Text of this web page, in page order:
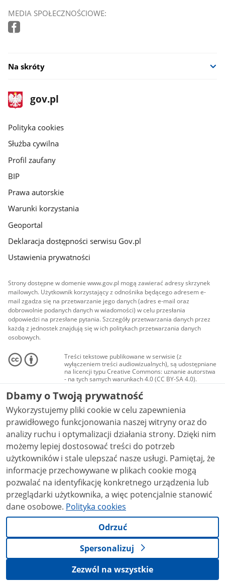
MEDIA SPOŁECZNOŚCIOWE:
Na skróty
stopka
gov.pl
Strona
gov.pl
gov.pl
Polityka cookies
Służba cywilna
Profil zaufany
BIP
Prawa autorskie
Warunki korzystania
Geoportal
Deklaracja dostępności serwisu Gov.pl
Ustawienia prywatności
Strony dostępne w domenie www.gov.pl mogą zawierać adresy skrzynek
mailowych. Użytkownik korzystający z odnośnika będącego adresem e-
mail zgadza się na przetwarzanie jego danych (adres e-mail oraz
dobrowolnie podanych danych w wiadomości) w celu przesłania
odpowiedzi na przesłane pytania. Szczegóły przetwarzania danych przez
każdą z jednostek znajdują się w ich politykach przetwarzania danych
osobowych.
Treści tekstowe publikowane w serwisie (z
wyłączeniem treści audiowizualnych), są udostępniane
na licencji typu Creative Commons: uznanie autorstwa
- na tych samych warunkach 4.0 (CC BY-SA 4.0).
Materiały audiowizualne, w tym zdjęcia, materiały
audio i wideo, są udostępniane na licencji typu
Creative Commons: uznanie autorstwa użycie
niekomercyjne - bez utworów zależnych 4.0 (CC BY-
NC-ND 4.0), o ile nie jest to stwierdzone inaczej.
Dbamy o Twoją prywatność
Wykorzystujemy pliki cookie w celu zapewnienia
prawidłowego funkcjonowania naszej witryny oraz do
analizy ruchu i optymalizacji działania strony. Dzięki nim
możemy lepiej dostosować treści do potrzeb
użytkowników i stale ulepszać nasze usługi. Pamiętaj, że
informacje przechowywane w plikach cookie mogą
pozwalać na identyfikację konkretnego urządzenia lub
przeglądarki użytkownika, a więc potencjalnie stanowić
dane osobowe. Polityka cookies
Odrzuć
Spersonalizuj
Zezwól na wszystkie